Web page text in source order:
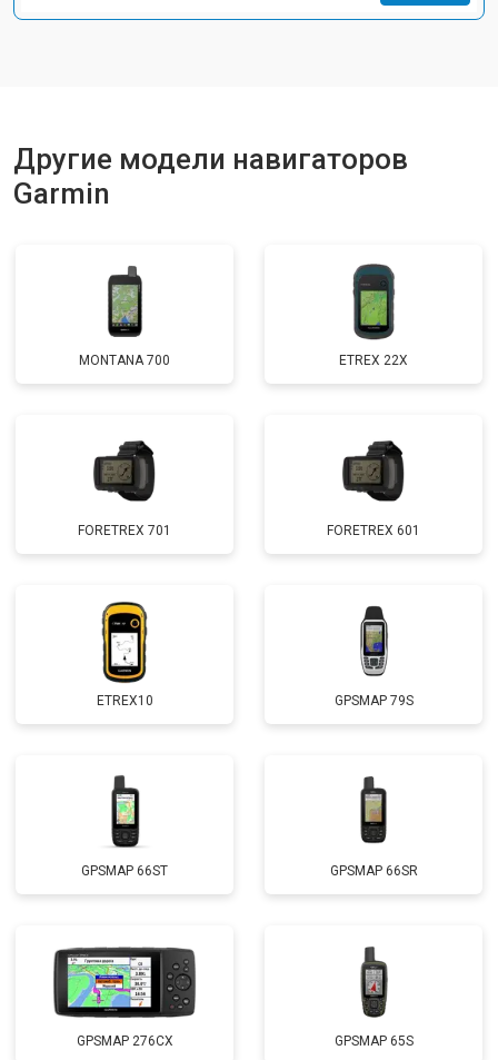
Другие модели навигаторов
Garmin
MONTANA 700 ETREX 22X
FORETREX 701 FORETREX 601
ETREX10 GPSMAP 79S
GPSMAP 66ST GPSMAP 66SR
GPSMAP 276CX GPSMAP 65S